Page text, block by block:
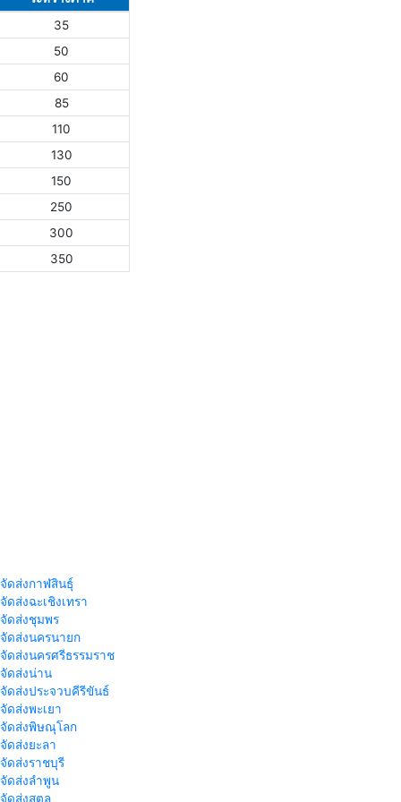
35
50
60
85
110
130
150
250
300
350
ดส่งกาฬสินธุ์
ดส่งฉะเชิงเทรา
ดส่งชุมพร
ดส่งนครนายก
ดส่งนครศรีธรรมราช
ดส่งน่าน
ดส่งประจวบคีรีขันธ์
ดส่งพะเยา
ดส่งพิษณุโลก
ดส่งยะลา
ดส่งราชบุรี
ดส่งลำพูน
ดส่งสตูล